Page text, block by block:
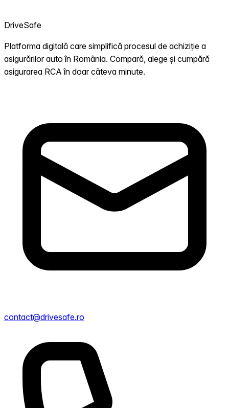
DriveSafe
Platforma digitală care simplifică procesul de achiziție a
asigurărilor auto în România. Compară, alege și cumpără
asigurarea RCA în doar câteva minute.
contact@drivesafe.ro